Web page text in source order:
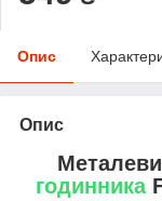
Опис
Опис
годинника